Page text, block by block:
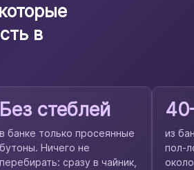
в
Без стеблей
в банке только просеянные
бутоны. Ничего не
перебирать: сразу в чайник,
из
пол-